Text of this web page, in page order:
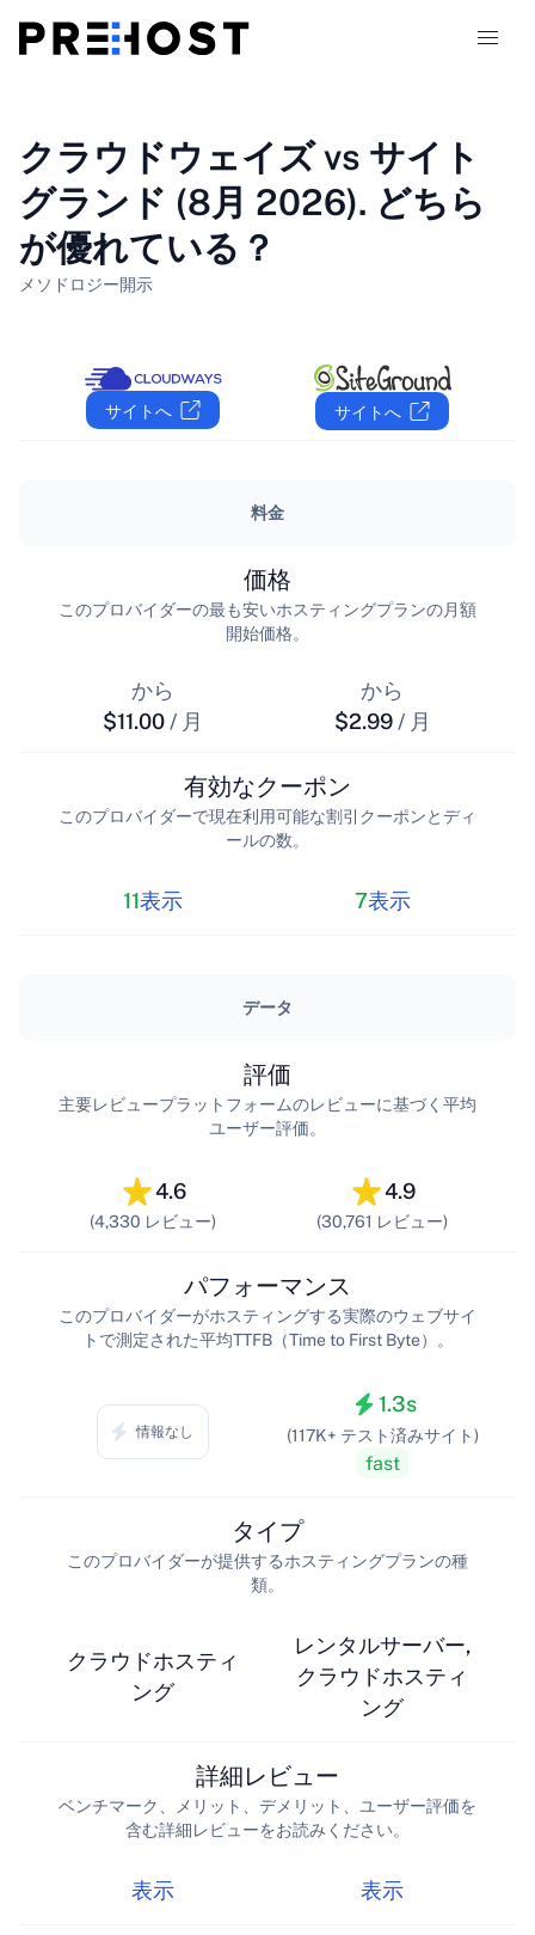
比較
クーポン
JA
クラウドウェイズ vs サイト
グランド (8月 2026). どちら
が優れている？
メソドロジー開示
サイトへ サイトへ
料金
から
$11.00/ 月
価格
このプロバイダーの最も安いホスティングプランの月額
開始価格。
から
$2.99 / 月
11表示
有効なクーポン
このプロバイダーで現在利用可能な割引クーポンとディ
ールの数。
7表示
データ
4.6
(4,330 レビュー)
評価
主要レビュープラットフォームのレビューに基づく平均
ユーザー評価。
4.9
(30,761 レビュー)
情報なし
パフォーマンス
このプロバイダーがホスティングする実際のウェブサイ
トで測定された平均TTFB（Time to First Byte）。
1.3s
(117K+ テスト済みサイト)
fast
クラウドホスティ
ング
タイプ
このプロバイダーが提供するホスティングプランの種
類。
レンタルサーバー,
クラウドホスティ
ング
表示
詳細レビュー
ベンチマーク、メリット、デメリット、ユーザー評価を
含む詳細レビューをお読みください。
表示